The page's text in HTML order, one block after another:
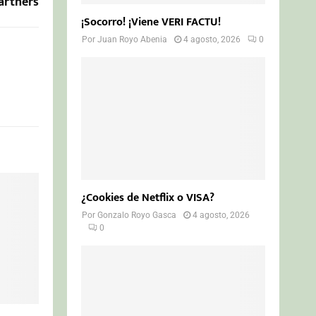
¡Socorro! ¡Viene VERI FACTU!
PorJuan Royo Abenia 4 agosto, 2026 0
¿Cookies de Netflix o VISA?
PorGonzalo Royo Gasca
4 agosto, 2026
0